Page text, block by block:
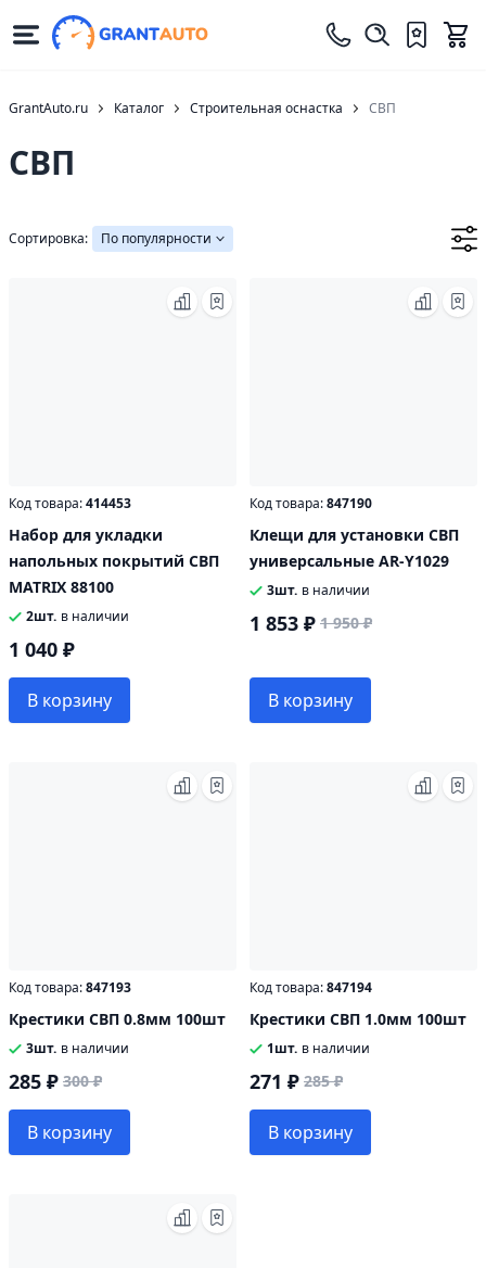
GrantAuto.ru Каталог Строительная оснастка СВП
СВП
Сортировка: По популярности
Код товара:414453
Набор для укладки
напольных покрытий СВП
MATRIX 88100
2шт. в наличии
1 040 ₽
В корзину
Код товара:847190
Клещи для установки СВП
универсальные AR-Y1029
3шт. в наличии
1 853 ₽ 1 950 ₽
В корзину
Код товара:847193
Крестики СВП 0.8мм 100шт
3шт. в наличии
285 ₽ 300 ₽
В корзину
Код товара:847194
Крестики СВП 1.0мм 100шт
1шт. в наличии
271 ₽ 285 ₽
В корзину